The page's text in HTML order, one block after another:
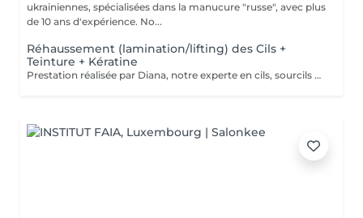
ukrainiennes, spécialisées dans la manucure "russe", avec plus
de 10 ans d'expérience. No...
Réhaussement (lamination/lifting) des Cils +
Teinture + Kératine
Prestation réalisée par Diana, notre experte en cils, sourcils et épilation, avec plus de 10 ans d'expérience, garantissant précision et résultats de haute qualité.